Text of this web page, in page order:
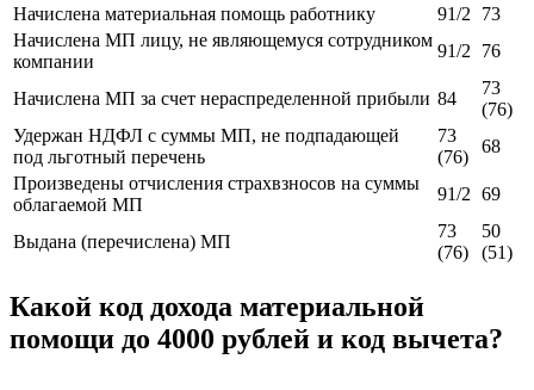
Начислена материальная помощь работнику
91/2
73
Начислена МП лицу, не являющемуся сотрудником
компании
91/2 76
Начислена МП за счет нераспределенной прибыли 84
73
(76)
Удержан НДФЛ с суммы МП, не подпадающей
под льготный перечень
73
(76)
68
Произведены отчисления страхвзносов на суммы
облагаемой МП
91/2 69
Выдана (перечислена) МП
73
(76)
50
(51)
Какой код дохода материальной
помощи до 4000 рублей и код вычета?